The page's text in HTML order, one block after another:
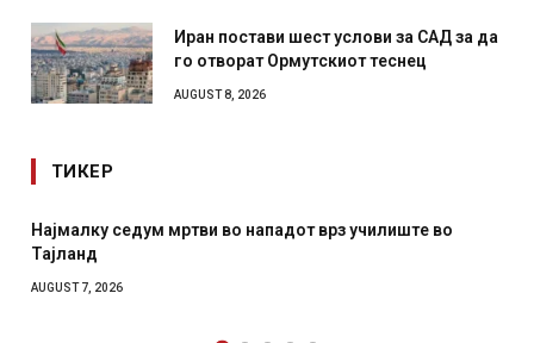
Иран постави шест услови за САД за да
го отворат Ормутскиот теснец
AUGUST 8, 2026
ТИКЕР
мртви во нападот врз училиште во
СОЗИС: